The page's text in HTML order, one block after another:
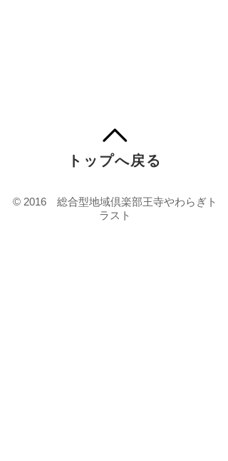
トップへ戻る
© 2016 総合型地域倶楽部王寺やわらぎト
ラスト